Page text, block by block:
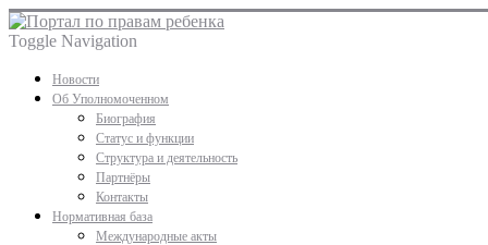
Toggle Navigation
Новости
Об Уполномоченном
Биография
Статус и функции
Структура и деятельность
Партнёры
Контакты
Нормативная база
Международные акты